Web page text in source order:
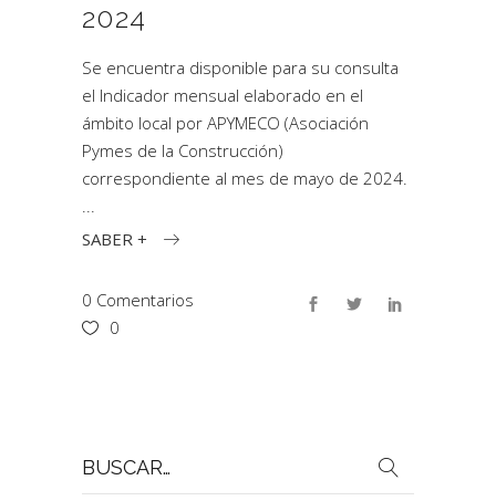
2024
Se encuentra disponible para su consulta
el Indicador mensual elaborado en el
ámbito local por APYMECO (Asociación
Pymes de la Construcción)
correspondiente al mes de mayo de 2024.
SABER +
0 Comentarios
0
por: